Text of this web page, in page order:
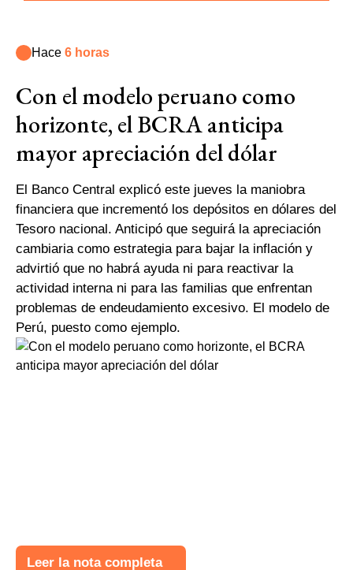
Hace 6 horas
Con el modelo peruano como
horizonte, el BCRA anticipa
mayor apreciación del dólar
El Banco Central explicó este jueves la maniobra
financiera que incrementó los depósitos en dólares del
Tesoro nacional. Anticipó que seguirá la apreciación
cambiaria como estrategia para bajar la inflación y
advirtió que no habrá ayuda ni para reactivar la
actividad interna ni para las familias que enfrentan
problemas de endeudamiento excesivo. El modelo de
Perú, puesto como ejemplo.
Leer la nota completa